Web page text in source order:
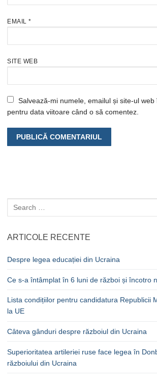
EMAIL *
SITE WEB
Salvează-mi numele, emailul și site-ul
pentru data viitoare când o să comentez.
Caută
după:
ARTICOLE RECENTE
Despre legea educației din Ucraina
Ce s-a întâmplat în 6 luni de război și încotro
Lista condițiilor pentru candidatura Republicii
la UE
Câteva gânduri despre războiul din Ucraina
Superioritatea artileriei ruse face legea în
războiului din Ucraina